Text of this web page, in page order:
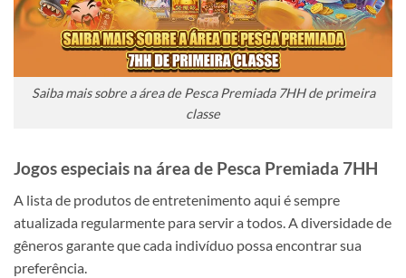
Saiba mais sobre a área de Pesca Premiada 7HH de primeira
classe
Jogos especiais na área de Pesca Premiada 7HH
A lista de produtos de entretenimento aqui é sempre
atualizada regularmente para servir a todos. A diversidade de
gêneros garante que cada indivíduo possa encontrar sua
preferência.